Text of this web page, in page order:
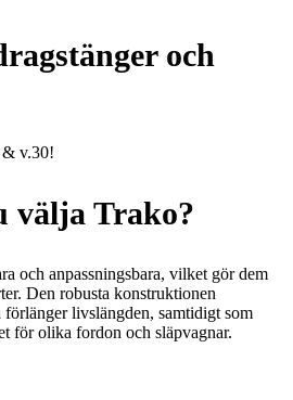
och
& v.30!
välja Trako?
och anpassningsbara, vilket gör dem
Den robusta konstruktionen
livslängden, samtidigt som
för olika fordon och släpvagnar.